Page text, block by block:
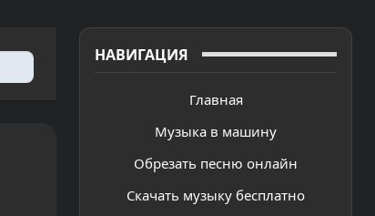
НАВИГАЦИЯ
Главная
Музыка в машину
Обрезать песню онлайн
Скачать музыку бесплатно